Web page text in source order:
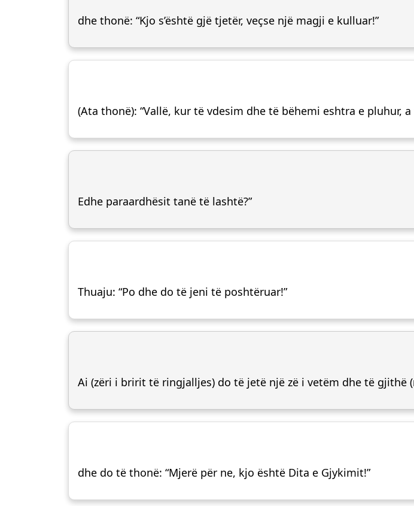
dhe thonë: “Kjo s’është gjë tjetër, veçse një magji e kulluar!”
(Ata thonë): “Vallë, kur të vdesim dhe të bëhemi eshtra e pluhur,
Edhe paraardhësit tanë të lashtë?”
Thuaju: “Po dhe do të jeni të poshtëruar!”
Ai (zëri i bririt të ringjalljes) do të jetë një zë i vetëm dhe të gjithë
dhe do të thonë: “Mjerë për ne, kjo është Dita e Gjykimit!”